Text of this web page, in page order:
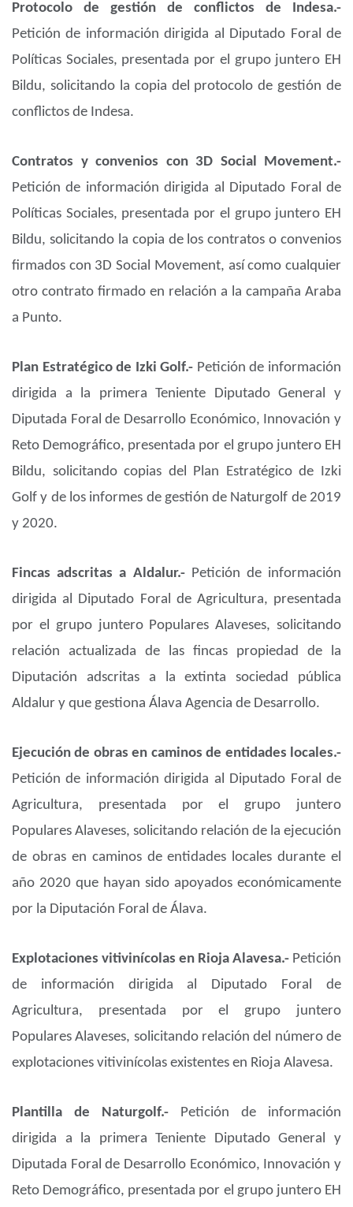
Protocolo de gestión de conflictos de Indesa.-
Petición de información dirigida al Diputado Foral de
Políticas Sociales, presentada por el grupo juntero EH
Bildu, solicitando la copia del protocolo de gestión de
conflictos de Indesa.
Contratos y convenios con 3D Social Movement.-
Petición de información dirigida al Diputado Foral de
Políticas Sociales, presentada por el grupo juntero EH
Bildu, solicitando la copia de los contratos o convenios
firmados con 3D Social Movement, así como cualquier
otro contrato firmado en relación a la campaña Araba
a Punto.
Plan Estratégico de Izki Golf.- Petición de información
dirigida a la primera Teniente Diputado General y
Diputada Foral de Desarrollo Económico, Innovación y
Reto Demográfico, presentada por el grupo juntero EH
Bildu, solicitando copias del Plan Estratégico de Izki
Golf y de los informes de gestión de Naturgolf de 2019
y 2020.
Fincas adscritas a Aldalur.- Petición de información
dirigida al Diputado Foral de Agricultura, presentada
por el grupo juntero Populares Alaveses, solicitando
relación actualizada de las fincas propiedad de la
Diputación adscritas a la extinta sociedad pública
Aldalur y que gestiona Álava Agencia de Desarrollo.
Ejecución de obras en caminos de entidades locales.-
Petición de información dirigida al Diputado Foral de
Agricultura, presentada por el grupo juntero
Populares Alaveses, solicitando relación de la ejecución
de obras en caminos de entidades locales durante el
año 2020 que hayan sido apoyados económicamente
por la Diputación Foral de Álava.
Explotaciones vitivinícolas en Rioja Alavesa.- Petición
de información dirigida al Diputado Foral de
Agricultura, presentada por el grupo juntero
Populares Alaveses, solicitando relación del número de
explotaciones vitivinícolas existentes en Rioja Alavesa.
Plantilla de Naturgolf.- Petición de información
dirigida a la primera Teniente Diputado General y
Diputada Foral de Desarrollo Económico, Innovación y
Reto Demográfico, presentada por el grupo juntero EH